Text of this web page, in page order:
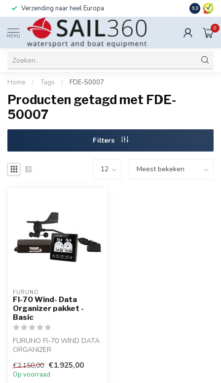
Verzending naar heel Europa Ook
9.3
MENU
0
Home / Tags / FDE-50007
Producten getagd met FDE-
50007
Filters
FURUNO
FI-70 Wind- Data
Organizer pakket -
Basic
FURUNO FI-70 WIND DATA
ORGANIZER
Basic:Voor motorboot of ze...
€2.150,00 €1.925,00
Op voorraad